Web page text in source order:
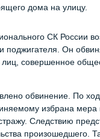
дома на улицу.
СК России
поджигателя. Он
лиц, совершенное
обвинение. По
избрана мера
Следствию
произошедшего.